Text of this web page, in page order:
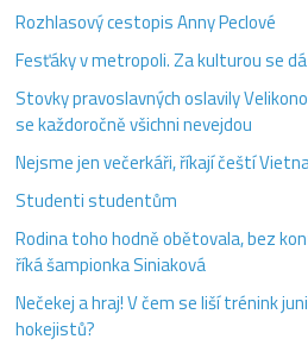
Rozhlasový cestopis Anny Peclové
Fesťáky v metropoli. Za kulturou se
Stovky pravoslavných oslavily
se každoročně všichni nevejdou
Nejsme jen večerkáři, říkají čeští
Studenti studentům
Rodina toho hodně obětovala, bez
říká šampionka Siniaková
Nečekej a hraj! V čem se liší trénink
hokejistů?